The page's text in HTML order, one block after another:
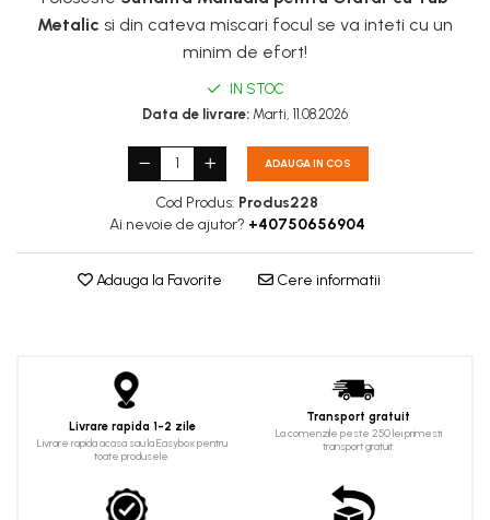
Metalic si din cateva miscari focul se va inteti cu un
minim de efort!
IN STOC
Data de livrare: Marti, 11.08.2026
ADAUGA IN COS
Cod Produs: Produs228
Ai nevoie de ajutor? +40750656904
Adauga la Favorite Cere informatii
Livrare rapida 1-2 zile
Livrare rapida acasa sau la Easybox pentru
toate produsele.
Transport gratuit
La comenzile peste 250 lei primesti
transport gratuit.